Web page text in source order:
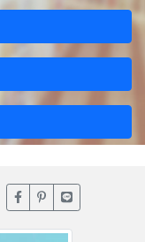
臉書分享(另開新視窗)
噗浪分享(另開新
Line分享(另